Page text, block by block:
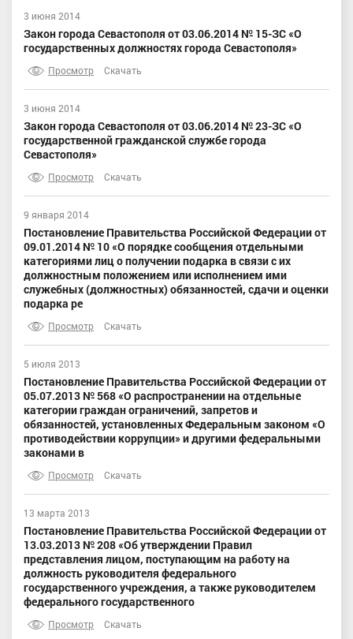
3 июня 2014
Закон города Севастополя от 03.06.2014 № 15-ЗС «О
государственных должностях города Севастополя»
Просмотр Скачать
3 июня 2014
Закон города Севастополя от 03.06.2014 № 23-ЗС «О
государственной гражданской службе города
Севастополя»
Просмотр Скачать
9 января 2014
Постановление Правительства Российской Федерации от
09.01.2014 № 10 «О порядке сообщения отдельными
категориями лиц о получении подарка в связи с их
должностным положением или исполнением ими
служебных (должностных) обязанностей, сдачи и оценки
подарка ре
Просмотр Скачать
5 июля 2013
Постановление Правительства Российской Федерации от
05.07.2013 № 568 «О распространении на отдельные
категории граждан ограничений, запретов и
обязанностей, установленных Федеральным законом «О
противодействии коррупции» и другими федеральными
законами в
Просмотр Скачать
13 марта 2013
Постановление Правительства Российской Федерации от
13.03.2013 № 208 «Об утверждении Правил
представления лицом, поступающим на работу на
должность руководителя федерального
государственного учреждения, а также руководителем
федерального государственного
Просмотр Скачать